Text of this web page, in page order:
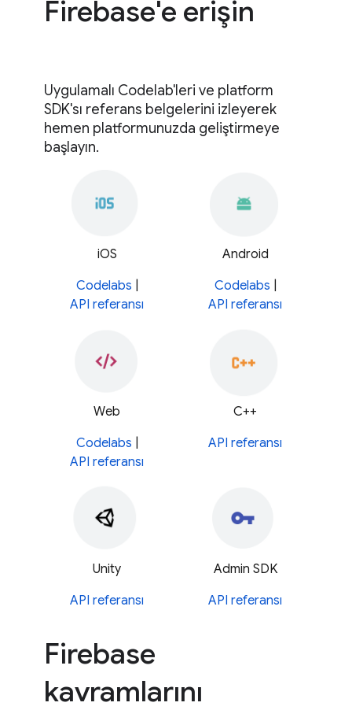
Firebase'e erişin
Uygulamalı Codelab'leri ve platform
SDK'sı referans belgelerini izleyerek
hemen platformunuzda geliştirmeye
başlayın.
iOS
Codelabs
API referansı
Android
Codelabs
API referansı
Web
Codelabs
API referansı
C++
API referansı
Unity
API referansı
Admin SDK
API referansı
Firebase
kavramlarını